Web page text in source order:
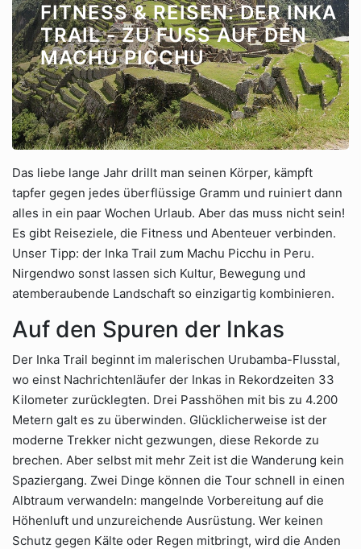
FITNESS & REISEN: DER INKA
TRAIL - ZU FUSS AUF DEN M
ACHU PICCHU
Das liebe lange Jahr drillt man seinen Körper, kämpft
tapfer gegen jedes überflüssige Gramm und ruiniert dann
alles in ein paar Wochen Urlaub. Aber das muss nicht sein!
Es gibt Reiseziele, die Fitness und Abenteuer verbinden.
Unser Tipp: der Inka Trail zum Machu Picchu in Peru.
Nirgendwo sonst lassen sich Kultur, Bewegung und
atemberaubende Landschaft so einzigartig kombinieren.
Auf den Spuren der Inkas
Der Inka Trail beginnt im malerischen Urubamba-Flusstal,
wo einst Nachrichtenläufer der Inkas in Rekordzeiten 33
Kilometer zurücklegten. Drei Passhöhen mit bis zu 4.200
Metern galt es zu überwinden. Glücklicherweise ist der
moderne Trekker nicht gezwungen, diese Rekorde zu
brechen. Aber selbst mit mehr Zeit ist die Wanderung kein
Spaziergang. Zwei Dinge können die Tour schnell in einen
Albtraum verwandeln: mangelnde Vorbereitung auf die
Höhenluft und unzureichende Ausrüstung. Wer keinen
Schutz gegen Kälte oder Regen mitbringt, wird die Anden